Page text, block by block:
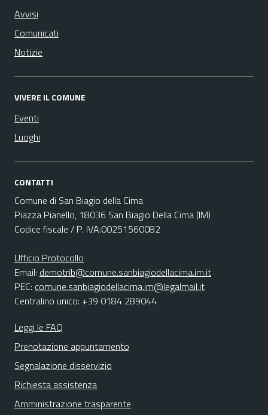
Avvisi
Comunicati
Notizie
VIVERE IL COMUNE
Eventi
Luoghi
CONTATTI
Comune di San Biagio della Cima
Piazza Pianello, 18036 San Biagio Della Cima (IM)
Codice fiscale / P. IVA:00251560082
Ufficio Protocollo
Email: demotrib@comune.sanbiagiodellacima.im.it
PEC: comune.sanbiagiodellacima.im@legalmail.it
Centralino unico: +39 0184 289044
Leggi le FAQ
Prenotazione appuntamento
Segnalazione disservizio
Richiesta assistenza
Amministrazione trasparente